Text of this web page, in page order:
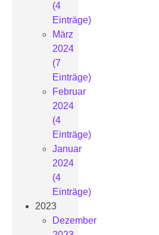
(4
Einträge)
März
2024
(7
Einträge)
Februar
2024
(4
Einträge)
Januar
2024
(4
Einträge)
2023
Dezember